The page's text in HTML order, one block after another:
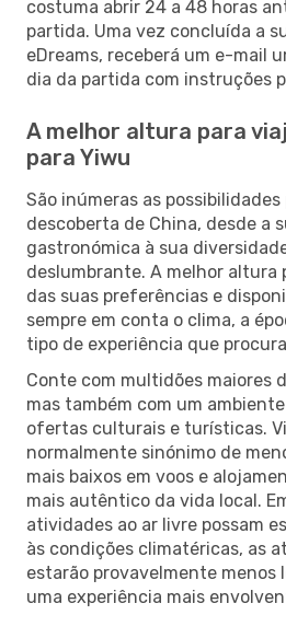
costuma abrir 24 a 48 horas
partida. Uma vez concluída a
eDreams, receberá um e-mail
dia da partida com instruções
A melhor altura para
para Yiwu
São inúmeras as
descoberta de China, desde a
gastronómica à sua
deslumbrante. A melhor altura
das suas preferências e
sempre em conta o clima, a
tipo de experiência que
Conte com multidões maiores
mas também com um
ofertas culturais e turísticas.
normalmente sinónimo de
mais baixos em voos e
mais autêntico da vida local.
atividades ao ar livre possam
às condições climatéricas, as
estarão provavelmente menos
uma experiência mais